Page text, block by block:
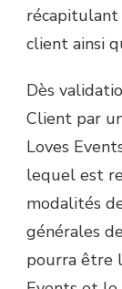
récapitulant
client ainsi
Dès
Client par
Loves
lequel est
modalités
générales
pourra être